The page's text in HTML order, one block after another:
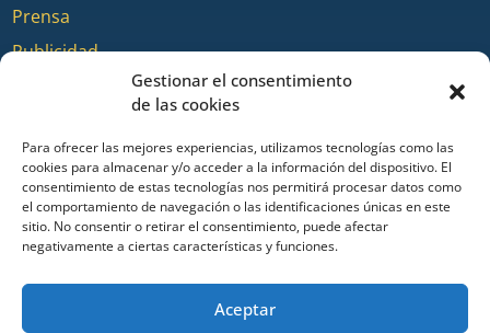
Gestionar el consentimiento
de las cookies
Para ofrecer las mejores experiencias, utilizamos tecnologías como las
cookies para almacenar y/o acceder a la información del dispositivo. El
consentimiento de estas tecnologías nos permitirá procesar datos como
el comportamiento de navegación o las identificaciones únicas en este
sitio. No consentir o retirar el consentimiento, puede afectar
negativamente a ciertas características y funciones.
Aceptar
Prensa
Publicidad
Quienes somos
COLABORA
Añadir Evento